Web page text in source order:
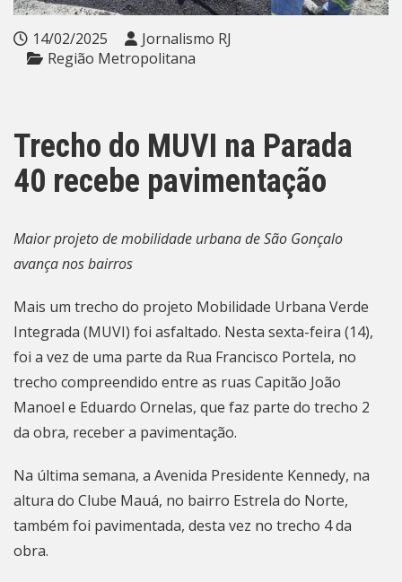
14/02/2025
Jornalismo RJ
Região Metropolitana
Trecho do MUVI na Parada
40 recebe pavimentação
Maior projeto de mobilidade urbana de São Gonçalo
avança nos bairros
Mais um trecho do projeto Mobilidade Urbana Verde
Integrada (MUVI) foi asfaltado. Nesta sexta-feira (14),
foi a vez de uma parte da Rua Francisco Portela, no
trecho compreendido entre as ruas Capitão João
Manoel e Eduardo Ornelas, que faz parte do trecho 2
da obra, receber a pavimentação.
Na última semana, a Avenida Presidente Kennedy, na
altura do Clube Mauá, no bairro Estrela do Norte,
também foi pavimentada, desta vez no trecho 4 da
obra.